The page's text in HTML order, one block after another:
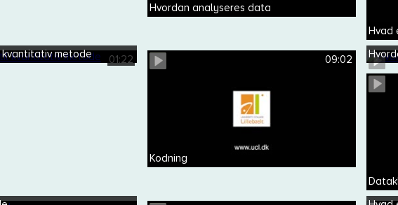
Hvordan analyseres data
Hvad
01:22
metode 09:02
Kodning